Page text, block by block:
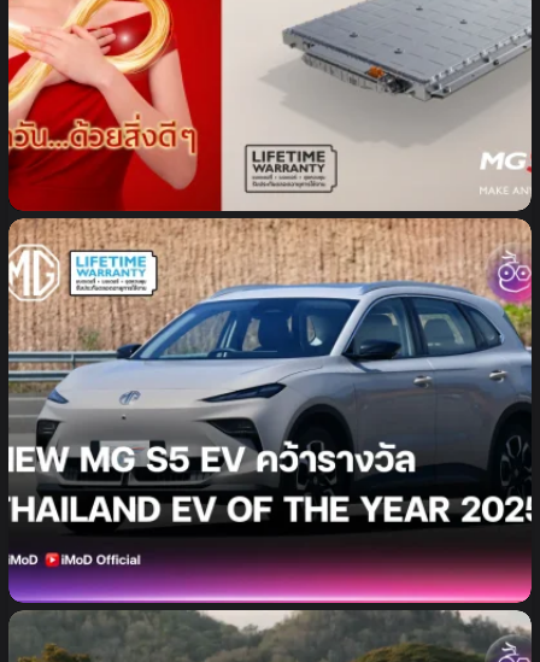
MG ขยายกลุ่มลูกค้าครอบครัว นำ
“สถานการณ์จริงในชีวิตประจำวัน” สะท้อน
แนวทาง Drive Solution ของ NEW MG S5
EV PLUS ในหลากหลายแง่มุม
MG สร้างประวัติศาสตร์ รับรางวัลรถยนต์ยอดเยี่ยม 3 ปี
ต่อเนื่อง NEW MG S5 EV รับรางวัล THAILAND EV
OF THE YEAR 2025